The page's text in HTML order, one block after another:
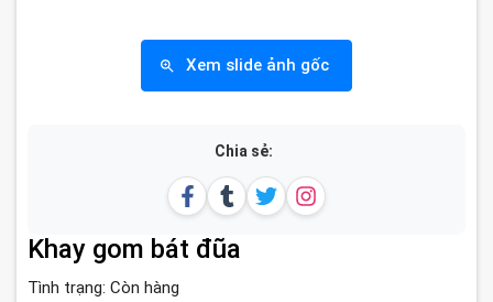
Xem slide ảnh gốc
Chia sẻ:
Khay gom bát đũa
Tình trạng: Còn hàng